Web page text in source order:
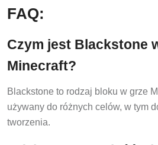
FAQ:
Czym jest Blackstone
Minecraft?
Blackstone to rodzaj bloku w grze
używany do różnych celów, w tym
tworzenia.